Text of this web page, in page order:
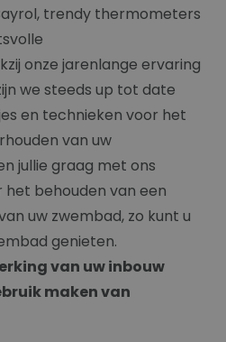
trendy thermometers
onze jarenlange ervaring
we steeds up tot date
en technieken voor het
van uw
jullie graag met ons
het behouden van een
uw zwembad, zo kunt u
genieten.
van uw inbouw
maken van